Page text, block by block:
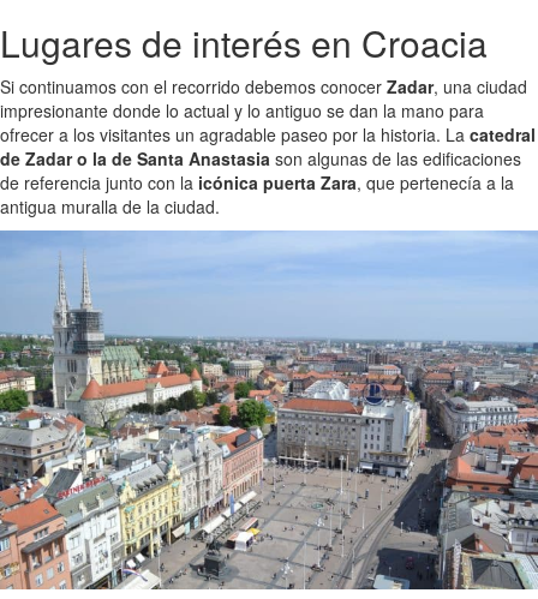
Lugares de interés en Croacia
Si continuamos con el recorrido debemos conocer Zadar, una ciudad
impresionante donde lo actual y lo antiguo se dan la mano para
ofrecer a los visitantes un agradable paseo por la historia. La catedral
de Zadar o la de Santa Anastasia son algunas de las edificaciones
de referencia junto con la icónica puerta Zara, que pertenecía a la
antigua muralla de la ciudad.